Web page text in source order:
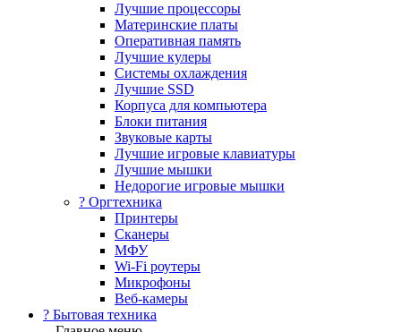
Лучшие процессоры
Материнские платы
Оперативная память
Лучшие кулеры
Системы охлаждения
Лучшие SSD
Корпуса для компьютера
Блоки питания
Звуковые карты
Лучшие игровые клавиатуры
Лучшие мышки
Недорогие игровые мышки
?️ Оргтехника
Принтеры
Сканеры
МФУ
Wi-Fi роутеры
Микрофоны
Веб-камеры
? Бытовая техника